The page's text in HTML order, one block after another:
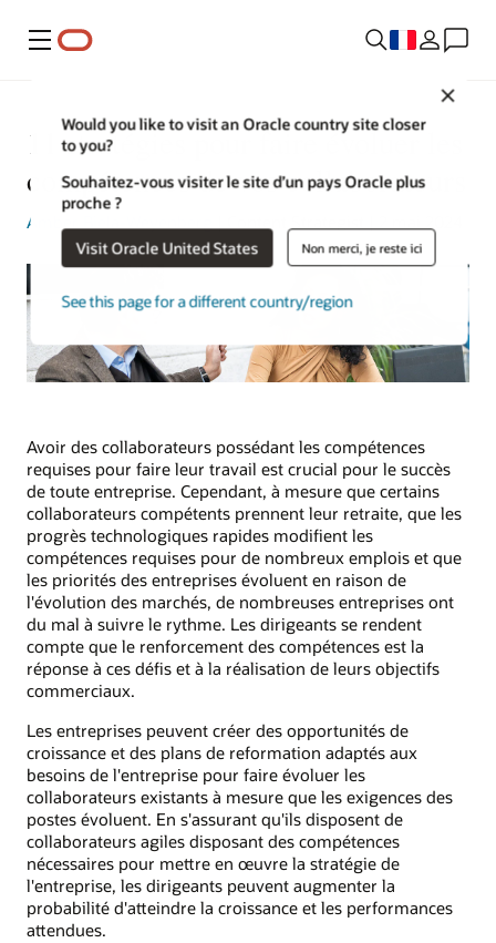
Menu
Would you like to visit an Oracle country site closer
to you?
Souhaitez-vous visiter le site d’un pays Oracle plus
proche ?
Visit Oracle United States Non merci, je reste ici
See this page for a different country/region
11 stratégies pour faire évoluer les
compétences de vos collaborateurs
Amber Biela-Weyenberg
Avoir des collaborateurs possédant les compétences
requises pour faire leur travail est crucial pour le succès
de toute entreprise. Cependant, à mesure que certains
collaborateurs compétents prennent leur retraite, que les
progrès technologiques rapides modifient les
compétences requises pour de nombreux emplois et que
les priorités des entreprises évoluent en raison de
l'évolution des marchés, de nombreuses entreprises ont
du mal à suivre le rythme. Les dirigeants se rendent
compte que le renforcement des compétences est la
réponse à ces défis et à la réalisation de leurs objectifs
commerciaux.
Les entreprises peuvent créer des opportunités de
croissance et des plans de reformation adaptés aux
besoins de l'entreprise pour faire évoluer les
collaborateurs existants à mesure que les exigences des
postes évoluent. En s'assurant qu'ils disposent de
collaborateurs agiles disposant des compétences
nécessaires pour mettre en œuvre la stratégie de
l'entreprise, les dirigeants peuvent augmenter la
probabilité d'atteindre la croissance et les performances
attendues.